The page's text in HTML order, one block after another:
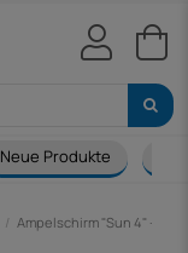
Neue Produkte
Ampelschirm "Sun 4" - 3 x 4